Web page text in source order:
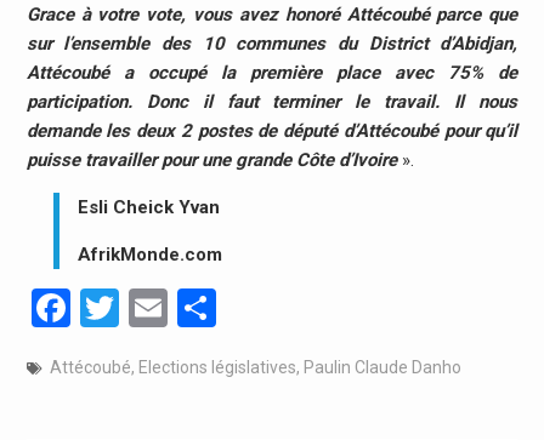
Grace à votre vote, vous avez honoré Attécoubé parce que
sur l’ensemble des 10 communes du District d’Abidjan,
Attécoubé a occupé la première place avec 75% de
participation. Donc il faut terminer le travail. Il nous
demande les deux 2 postes de député d’Attécoubé pour qu’il
puisse travailler pour une grande Côte d’Ivoire».
Esli Cheick Yvan
AfrikMonde.com
Facebook
Twitter
EmailPartager
Attécoubé, Elections législatives, Paulin Claude Danho